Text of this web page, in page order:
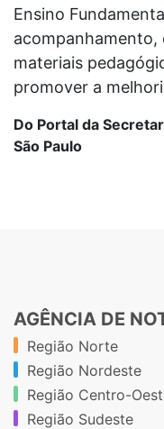
Ensino
acompanhamento,
materiais
promover a
Do Portal da
São Paulo
AGÊNCIA DE
Região Norte
Região Nordeste
Região Centro-
Região Sudeste